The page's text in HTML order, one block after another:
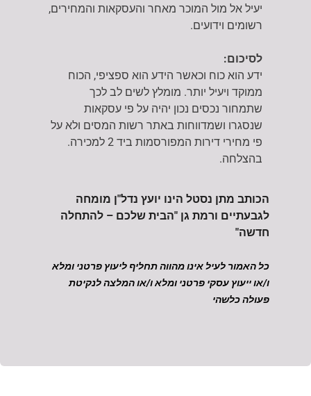
יעיל אל מול המוכר מאחר והעסקאות והמחירים,
רשומים וידועים.
לסיכום:
ידע הוא כוח וכאשר הידע הוא ספציפי, הכוח
ממוקד ויעיל יותר. מומלץ לשים לב לכך
שתמחור נכסים נכון יהיה על פי עסקאות
שנסגרו ושמדווחות באתר רשות המסים ולא על
פי מחירי דירות המפורסמות ביד 2 למכירה.
בהצלחה.
הכותב מתן נסטל הינו יועץ נדל"ן מומחה
לגבעתיים ורמת גן "הבית שלכם – להתחלה
חדשה"
כל האמור לעיל אינו מהווה תחליף ליעוץ פרטני ומלא
ו/או ייעוץ עסקי פרטני ומלא ו/או המלצה לנקיטת
פעולה כלשהי